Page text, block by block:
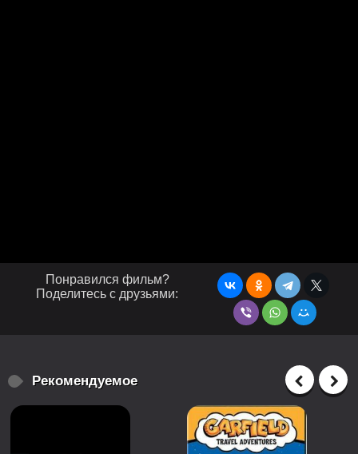
Понравился фильм?
Поделитесь с друзьями:
Рекомендуемое